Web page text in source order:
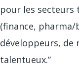
pour les
(finance,
développeurs, de
talentueux.”